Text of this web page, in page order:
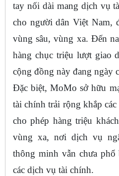
tay nối dài mang dịch vụ
cho người dân Việt Nam,
vùng sâu, vùng xa. Đến
hàng chục triệu lượt giao
cộng đồng này đang ngày
Đặc biệt, MoMo sở hữu
tài chính trải rộng khắp
cho phép hàng triệu
vùng xa, nơi dịch vụ
thông minh vẫn chưa
các dịch vụ tài chính.